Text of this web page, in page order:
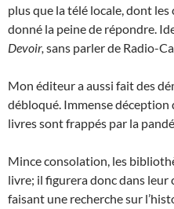
plus que la télé locale, dont
donné la peine de répondre.
Devoir, sans parler de Radio-
Mon éditeur a aussi fait des
débloqué. Immense déception
livres sont frappés par la
Mince consolation, les
livre; il figurera donc dans leur
faisant une recherche sur